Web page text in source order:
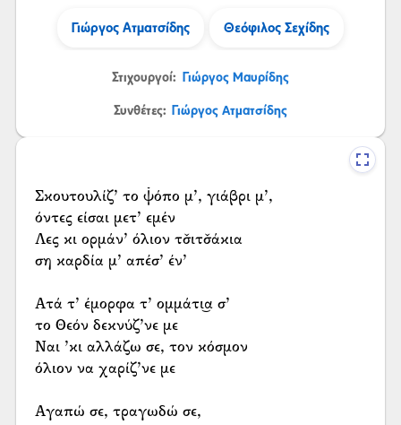
Γιώργος Ατματσίδης Θεόφιλος Σεχίδης
Στιχουργοί: Γιώργος Μαυρίδης
Συνθέτες: Γιώργος Ατματσίδης
Σκουτουλίζ’ το ψ̌όπο μ’, γιάβρι μ’,
όντες είσαι μετ’ εμέν
Λες κι ορμάν’ όλιον τσ̌ιτσ̌άκια
ση καρδία μ’ απέσ’ έν’
Ατά τ’ έμορφα τ’ ομμάτι͜α σ’
το Θεόν δεκνύζ’νε με
Ναι ’κι αλλάζω σε, τον κόσμον
όλιον να χαρίζ’νε με
Αγαπώ σε, τραγωδώ σε,